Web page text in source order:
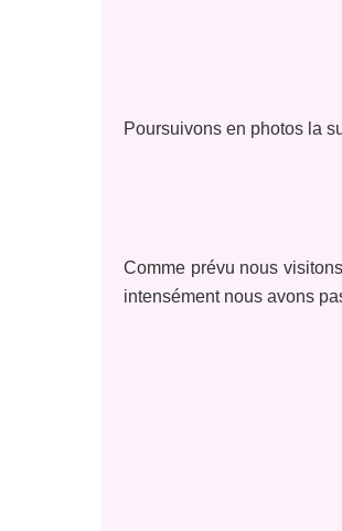
Poursuivons en photos la
Comme prévu nous visitons
intensément nous avons